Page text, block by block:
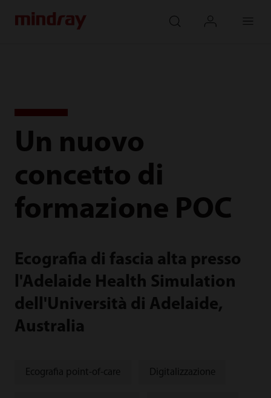
Un nuovo
concetto di
formazione POC
Ecografia di fascia alta presso
l'Adelaide Health Simulation
dell'Università di Adelaide,
Australia
Ecografia point-of-care Digitalizzazione